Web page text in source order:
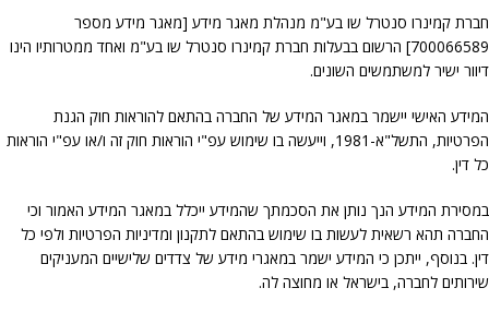
חברת קמינרו סנטרל שו בע"מ מנהלת מאגר מידע [מאגר מידע מספר
700066589] הרשום בבעלות חברת קמינרו סנטרל שו בע"מ ואחד ממטרותיו הינו
דיוור ישיר למשתמשים השונים.
המידע האישי יישמר במאגר המידע של החברה בהתאם להוראות חוק הגנת
הפרטיות, התשל"א-1981, וייעשה בו שימוש עפ"י הוראות חוק זה ו/או עפ"י הוראות
כל דין.
במסירת המידע הנך נותן את הסכמתך שהמידע ייכלל במאגר המידע האמור וכי
החברה תהא רשאית לעשות בו שימוש בהתאם לתקנון ומדיניות הפרטיות ולפי כל
דין. בנוסף, ייתכן כי המידע ישמר במאגרי מידע של צדדים שלישיים המעניקים
שירותים לחברה, בישראל או מחוצה לה.